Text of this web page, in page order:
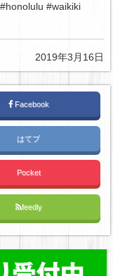
#waikiki
2019年3月16日
Facebook
はてブ
Pocket
feedly